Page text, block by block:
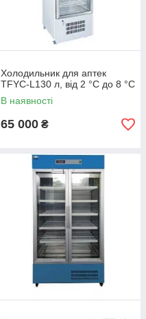
Холодильник для аптек
TFYC-L130 л, від 2 °C до 8 °C
В наявності
65 000 ₴